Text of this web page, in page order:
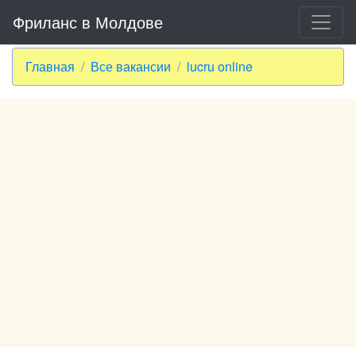
Фриланс в Молдове
Главная Все вакансии lucru online